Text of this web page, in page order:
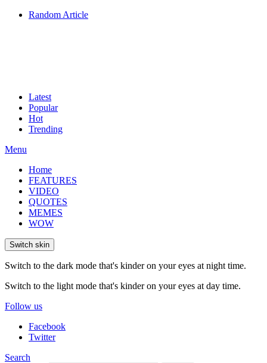
Random Article
Latest
Popular
Hot
Trending
Menu
Home
FEATURES
VIDEO
QUOTES
MEMES
WOW
Switch skin
Switch to the dark mode that's kinder on your eyes at night time.
Switch to the light mode that's kinder on your eyes at day time.
Follow us
Facebook
Twitter
Search